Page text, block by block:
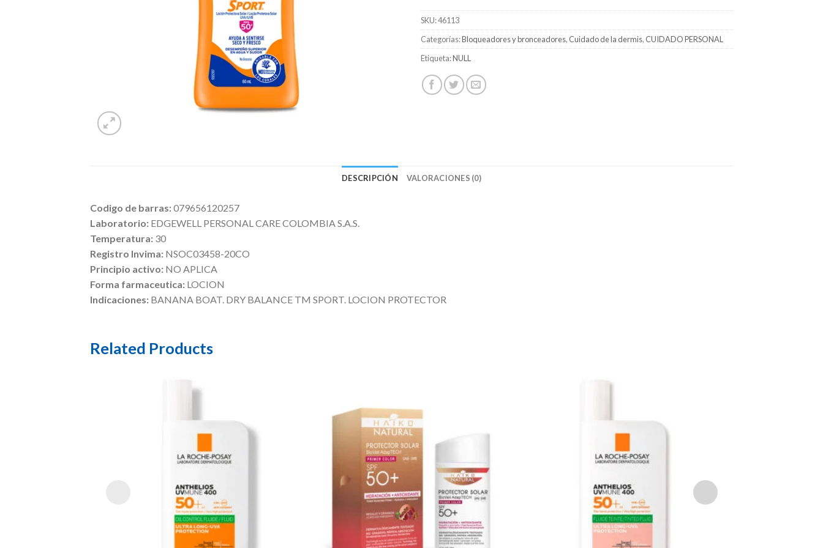
SKU:46113
Categorías:Bloqueadores y bronceadores, Cuidado de la dermis, CUIDADO PERSONAL
Etiqueta:NULL
DESCRIPCIÓN VALORACIONES (0)
Codigo de barras:079656120257
Laboratorio: EDGEWELL PERSONAL CARE COLOMBIA S.A.S.
Temperatura: 30
Registro Invima: NSOC03458-20CO
Principio activo: NO APLICA
Forma farmaceutica: LOCION
Indicaciones: BANANA BOAT. DRY BALANCE TM SPORT. LOCION PROTECTOR
Related Products